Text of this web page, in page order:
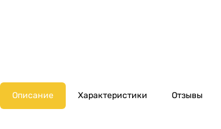
Описание Характеристики Отзывы